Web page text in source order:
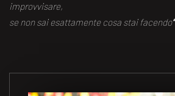
improvvisare,
se non sai esattamente cosa stai facendo“